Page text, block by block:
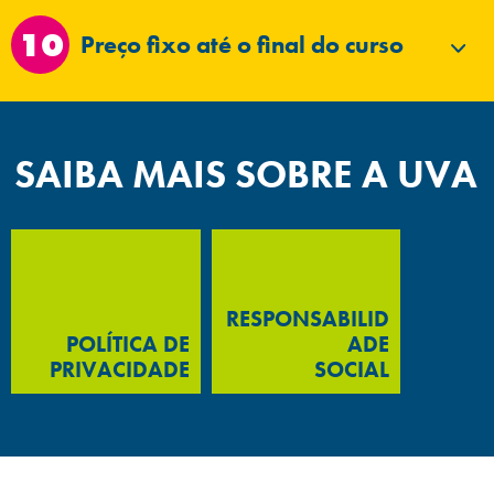
Preço fixo até o final do curso
SAIBA MAIS SOBRE A UVA
POLÍTICA DE
PRIVACIDADE
RESPONSABILID
ADE
SOCIAL